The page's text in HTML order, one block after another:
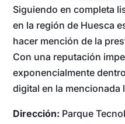
Siguiendo en completa
en la región de Huesca
hacer mención de la
Con una reputación
exponencialmente
digital en la mencionada
Dirección: Parque